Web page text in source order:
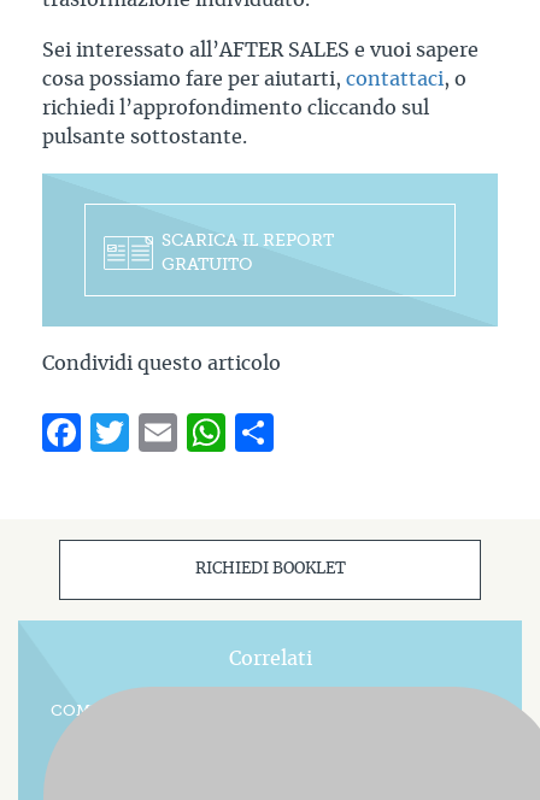
Sei interessato all’AFTER SALES e vuoi sapere
cosa possiamo fare per aiutarti, contattaci, o
richiedi l’approfondimento cliccando sul
pulsante sottostante.
SCARICA IL REPORT
GRATUITO
Condividi questo articolo
Facebook
Twitter
EmailWhatsApp
RICHIEDI BOOKLET
Correlati
COME TROVARE NUOVI CLIENTI PER I TUOI PRODOTTI